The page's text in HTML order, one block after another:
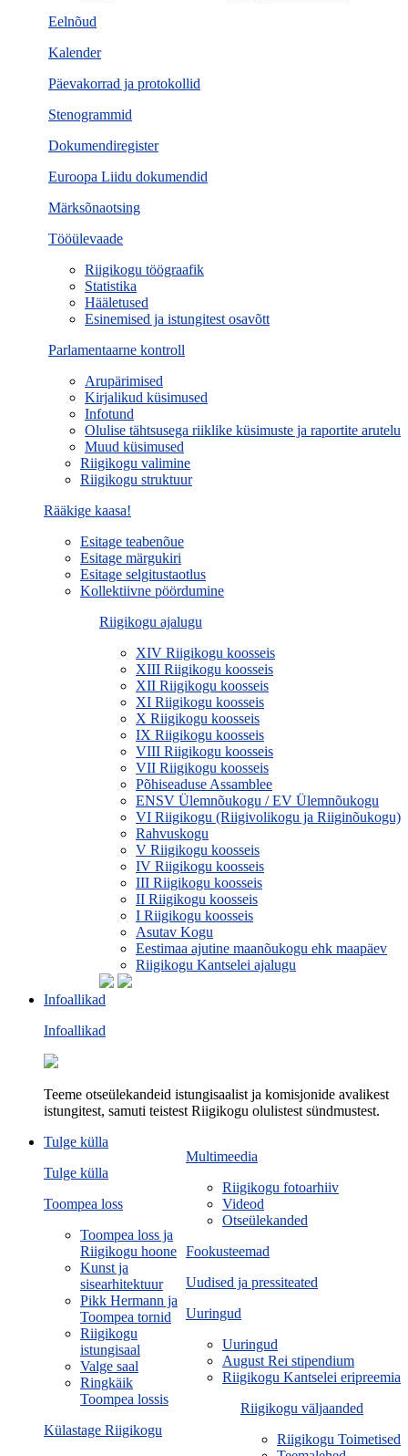
Eelnõud
Kalender
Päevakorrad ja protokollid
Stenogrammid
Dokumendiregister
Euroopa Liidu dokumendid
Märksõnaotsing
Tööülevaade
Riigikogu töögraafik
Statistika
Hääletused
Esinemised ja istungitest osavõtt
Parlamentaarne kontroll
Arupärimised
Kirjalikud küsimused
Infotund
Olulise tähtsusega riiklike küsimuste ja raportite arutelu
Muud küsimused
Riigikogu valimine
Riigikogu struktuur
Rääkige kaasa!
Esitage teabenõue
Esitage märgukiri
Esitage selgitustaotlus
Kollektiivne pöördumine
Riigikogu ajalugu
XIV Riigikogu koosseis
XIII Riigikogu koosseis
XII Riigikogu koosseis
XI Riigikogu koosseis
X Riigikogu koosseis
IX Riigikogu koosseis
VIII Riigikogu koosseis
VII Riigikogu koosseis
Põhiseaduse Assamblee
ENSV Ülemnõukogu / EV Ülemnõukogu
VI Riigikogu (Riigivolikogu ja Riiginõukogu)
Rahvuskogu
V Riigikogu koosseis
IV Riigikogu koosseis
III Riigikogu koosseis
II Riigikogu koosseis
I Riigikogu koosseis
Asutav Kogu
Eestimaa ajutine maanõukogu ehk maapäev
Riigikogu Kantselei ajalugu
Infoallikad
Infoallikad
Teeme otseülekandeid istungisaalist ja komisjonide avalikest
istungitest, samuti teistest Riigikogu olulistest sündmustest.
Multimeedia
Riigikogu fotoarhiiv
Videod
Otseülekanded
Fookusteemad
Uudised ja pressiteated
Uuringud
Uuringud
August Rei stipendium
Riigikogu Kantselei eripreemia
Riigikogu väljaanded
Riigikogu Toimetised
Tulge külla
Tulge külla
Toompea loss
Toompea loss ja
Riigikogu hoone
Kunst ja
sisearhitektuur
Pikk Hermann ja
Toompea tornid
Riigikogu
istungisaal
Valge saal
Ringkäik
Toompea lossis
Külastage Riigikogu